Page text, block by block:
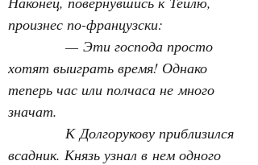
произнес по-французски:
— Эти господа просто
хотят выиграть время! Однако
теперь час или полчаса не много
значат.
К Долгорукову приблизился
всадник. Князь узнал в нем одного